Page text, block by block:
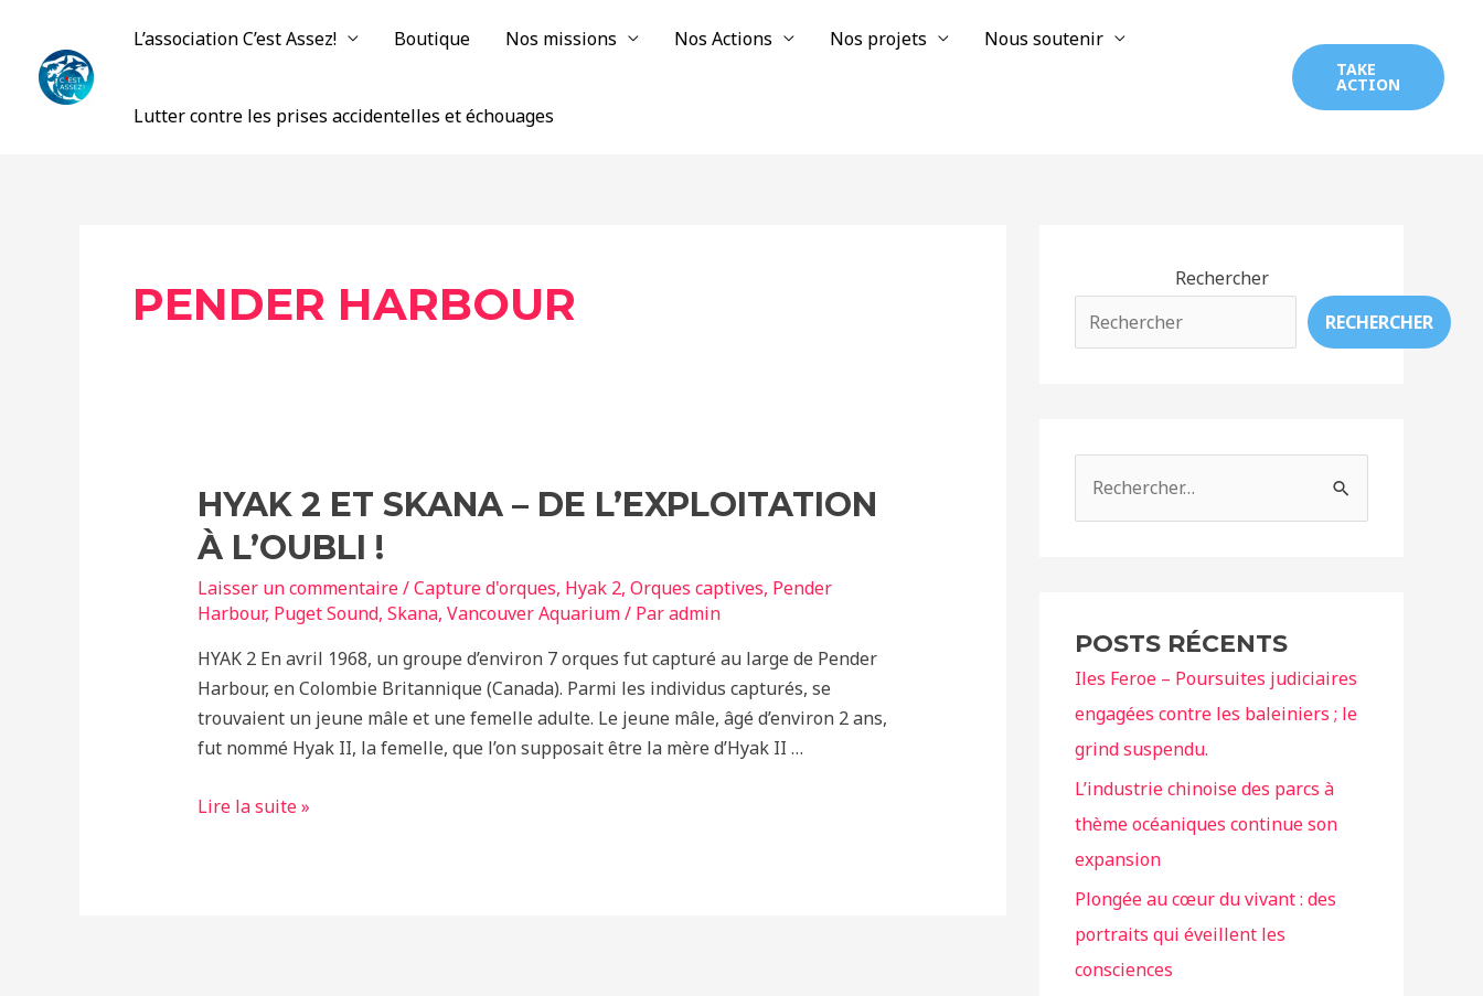
contenu
L’association C’est Assez! Boutique Nos missions Nos Actions Nos projets Nous soutenir
Lutter contre les prises accidentelles et échouages
TAKE
ACTION
PENDER HARBOUR
HYAK 2 ET SKANA – DE L’EXPLOITATION
À L’OUBLI !
Laisser un commentaire/Capture d'orques, Hyak 2, Orques captives, Pender
Harbour, Puget Sound, Skana, Vancouver Aquarium/ Paradmin
HYAK 2 En avril 1968, un groupe d’environ 7 orques fut capturé au large de Pender
Harbour, en Colombie Britannique (Canada). Parmi les individus capturés, se
trouvaient un jeune mâle et une femelle adulte. Le jeune mâle, âgé d’environ 2 ans,
fut nommé Hyak II, la femelle, que l’on supposait être la mère d’Hyak II …
Hyak
Lire la suite »
Rechercher
RECHERCHER
r
c
h
e
r
:
POSTS RÉCENTS
Iles Feroe – Poursuites judiciaires
engagées contre les baleiniers ; le
grind suspendu.
L’industrie chinoise des parcs à
thème océaniques continue son
expansion
Plongée au cœur du vivant : des
portraits qui éveillent les
consciences